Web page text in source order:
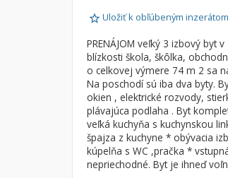
Byt
Garsónky
Dvojgarsónky
1-izbové
2-izbové
Uložiť k obľúbeným inzerátom
PRENÁJOM veľký 3 izbový byt
blízkosti škola, škôlka,
o celkovej výmere 74 m 2 sa
Na poschodí sú iba dva byty.
okien , elektrické rozvody,
plávajúca podlaha . Byt
veľká kuchyňa s kuchynskou
špajza z kuchyne * obývacia
kúpelňa s WC ,pračka *
nepriechodné. Byt je ihneď